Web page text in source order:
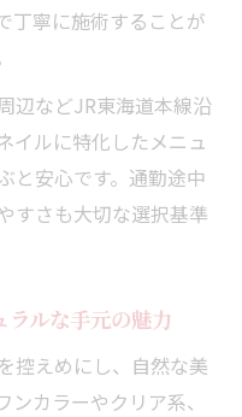
丁寧に施術することが
辺などJR東海道本線沿
イルに特化したメニュ
と安心です。通勤途中
すさも大切な選択基準
ラルな手元の魅力
控えめにし、自然な美
カラーやクリア系、